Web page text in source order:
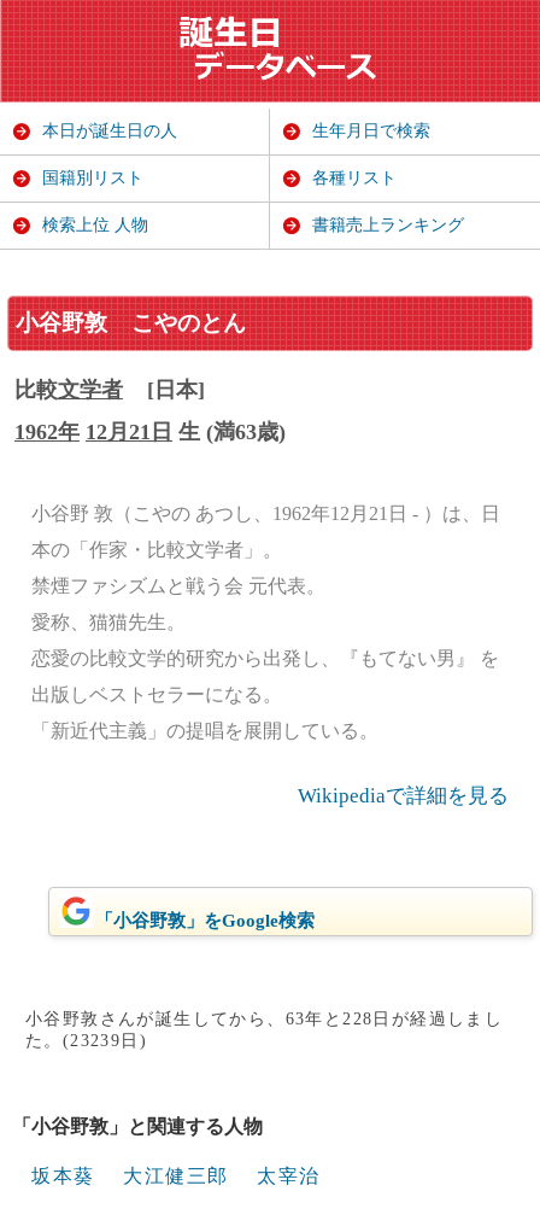
小谷野敦 こやのとん
比較文学者
[日本]
1962年 12月21日 生 (満63歳)
小谷野 敦（こやの あつし、1962年12月21日 - ）は、日
本の「作家・比較文学者」。
禁煙ファシズムと戦う会 元代表。
愛称、猫猫先生。
恋愛の比較文学的研究から出発し、『もてない男』 を
出版しベストセラーになる。
「新近代主義」の提唱を展開している。
Wikipediaで詳細を見る
「小谷野敦」をGoogle検索
小谷野敦さんが誕生してから、63年と228日が経過しまし
た。(23239日)
「小谷野敦」と関連する人物
坂本葵 大江健三郎 太宰治
本日が誕生日の人 生年月日で検索
国籍別リスト 各種リスト
検索上位 人物 書籍売上ランキング